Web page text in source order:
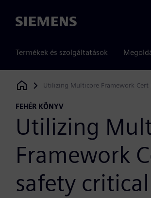
Siemens
Termékek és szolgáltatások
Siemens Digital Industries Software
Utilizing Multicore Framework
FEHÉR KÖNYV
Utilizing
Framework
safety